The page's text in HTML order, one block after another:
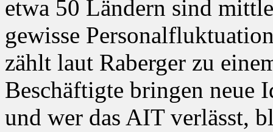
etwa 50 Ländern sind
gewisse
zählt laut Raberger zu
Beschäftigte bringen neue
und wer das AIT verlässt,